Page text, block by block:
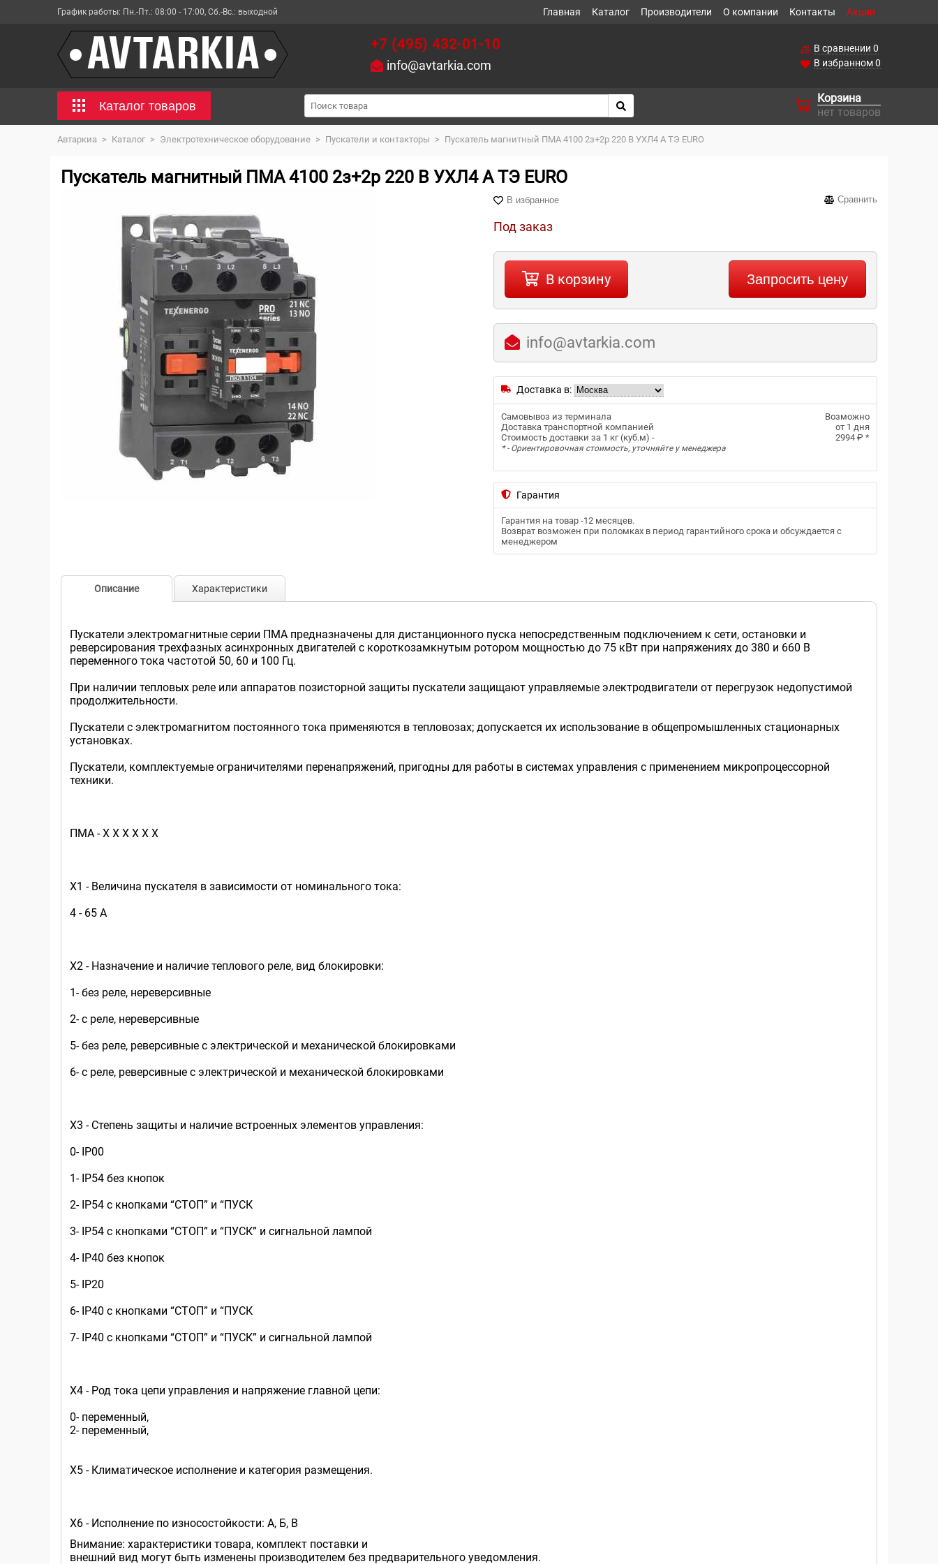
График работы: Пн.-Пт.: 08:00 - 17:00, Сб.-Вс.: выходной Главная Каталог Производители О компании Контакты Акции
+7 (495) 432-01-10
info@avtarkia.com
В сравнении 0
В избранном0
Каталог товаров
Корзина
нет товаров
Автаркиа > Каталог > Электротехническое оборудование > Пускатели и контакторы > Пускатель магнитный ПМА 4100 2з+2р 220 В УХЛ4 А ТЭ EURO
Пускатель магнитный ПМА 4100 2з+2р 220 В УХЛ4 А ТЭ EURO
В избранное Сравнить
Под заказ
В корзину Запросить цену
info@avtarkia.com
Доставка в:
Самовывоз из терминала
Возможно
Доставка транспортной компанией
от 1 дня
Стоимость доставки за 1 кг (куб.м) -
2994 ₽ *
* - Ориентировочная стоимость, уточняйте у менеджера
Гарантия
Гарантия на товар -12 месяцев.
Возврат возможен при поломках в период гарантийного срока и обсуждается с
менеджером
Описание Характеристики
Пускатели электромагнитные серии ПМА предназначены для дистанционного пуска непосредственным подключением к сети, остановки и
реверсирования трехфазных асинхронных двигателей с короткозамкнутым ротором мощностью до 75 кВт при напряжениях до 380 и 660 В
переменного тока частотой 50, 60 и 100 Гц.
При наличии тепловых реле или аппаратов позисторной защиты пускатели защищают управляемые электродвигатели от перегрузок недопустимой
продолжительности.
Пускатели с электромагнитом постоянного тока применяются в тепловозах; допускается их использование в общепромышленных стационарных
установках.
Пускатели, комплектуемые ограничителями перенапряжений, пригодны для работы в системах управления с применением микропроцессорной
техники.
ПМА - Х Х Х Х Х Х
Х1 - Величина пускателя в зависимости от номинального тока:
4 - 65 А
Х2 - Назначение и наличие теплового реле, вид блокировки:
1- без реле, нереверсивные
2- с реле, нереверсивные
5- без реле, реверсивные с электрической и механической блокировками
6- с реле, реверсивные с электрической и механической блокировками
Х3 - Степень защиты и наличие встроенных элементов управления:
0- IP00
1- IP54 без кнопок
2- IP54 с кнопками “СТОП” и “ПУСК
3- IP54 с кнопками “СТОП” и “ПУСК” и сигнальной лампой
4- IP40 без кнопок
5- IP20
6- IP40 с кнопками “СТОП” и “ПУСК
7- IP40 с кнопками “СТОП” и “ПУСК” и сигнальной лампой
Х4 - Род тока цепи управления и напряжение главной цепи:
0- переменный,
2- переменный,
Х5 - Климатическое исполнение и категория размещения.
Х6 - Исполнение по износостойкости: А, Б, В
Внимание: характеристики товара, комплект поставки и
внешний вид могут быть изменены производителем без предварительного уведомления.